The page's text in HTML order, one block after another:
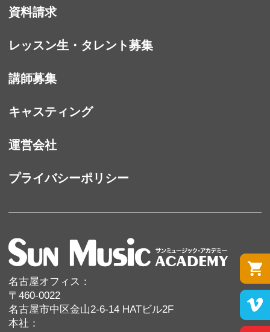
資料請求
レッスン生・タレント募集
講師募集
キャスティング
運営会社
プライバシーポリシー
名古屋オフィス：
〒460-0022
名古屋市中区金山2-6-14 HATビル2F
本社：